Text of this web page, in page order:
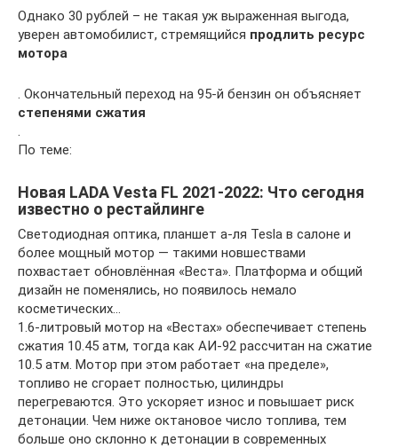
Однако 30 рублей – не такая уж выраженная выгода,
уверен автомобилист, стремящийся продлить ресурс
мотора
. Окончательный переход на 95-й бензин он объясняет
степенями сжатия
По теме:
Новая LADA Vesta FL 2021-2022: Что сегодня
известно о рестайлинге
Светодиодная оптика, планшет а-ля Tesla в салоне и
более мощный мотор — такими новшествами
похвастает обновлённая «Веста». Платформа и общий
дизайн не поменялись, но появилось немало
косметических…
1.6-литровый мотор на «Вестах» обеспечивает степень
сжатия 10.45 атм, тогда как АИ-92 рассчитан на сжатие
10.5 атм. Мотор при этом работает «на пределе»,
топливо не сгорает полностью, цилиндры
перегреваются. Это ускоряет износ и повышает риск
детонации. Чем ниже октановое число топлива, тем
больше оно склонно к детонации в современных